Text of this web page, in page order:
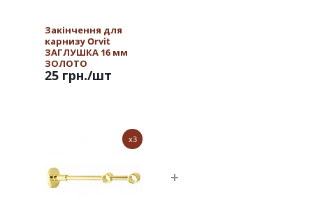
Закінчення для
карнизу Orvit
ЗАГЛУШКА 16 мм
ЗОЛОТО
25 грн./шт
x3